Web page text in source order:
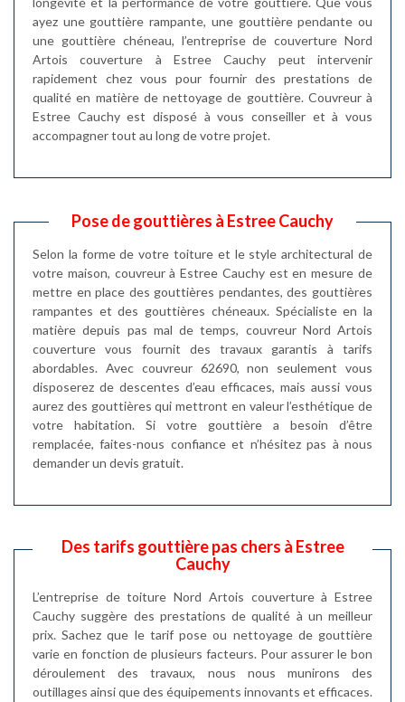
ayez une gouttière rampante, une gouttière pendante ou
une gouttière chéneau, l’entreprise de couverture Nord
Artois couverture à Estree Cauchy peut intervenir
rapidement chez vous pour fournir des prestations de
qualité en matière de nettoyage de gouttière. Couvreur à
Estree Cauchy est disposé à vous conseiller et à vous
accompagner tout au long de votre projet.
Pose de gouttières à Estree Cauchy
Selon la forme de votre toiture et le style architectural de
votre maison, couvreur à Estree Cauchy est en mesure de
mettre en place des gouttières pendantes, des gouttières
rampantes et des gouttières chéneaux. Spécialiste en la
matière depuis pas mal de temps, couvreur Nord Artois
couverture vous fournit des travaux garantis à tarifs
abordables. Avec couvreur 62690, non seulement vous
disposerez de descentes d’eau efficaces, mais aussi vous
aurez des gouttières qui mettront en valeur l’esthétique de
votre habitation. Si votre gouttière a besoin d’être
remplacée, faites-nous confiance et n’hésitez pas à nous
demander un devis gratuit.
Des tarifs gouttière pas chers à Estree
Cauchy
L’entreprise de toiture Nord Artois couverture à Estree
Cauchy suggère des prestations de qualité à un meilleur
prix. Sachez que le tarif pose ou nettoyage de gouttière
varie en fonction de plusieurs facteurs. Pour assurer le bon
déroulement des travaux, nous nous munirons des
outillages ainsi que des équipements innovants et efficaces.